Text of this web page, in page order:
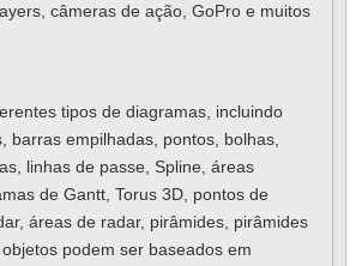
câmeras de ação, GoPro e muitos
tipos de diagramas, incluindo
barras empilhadas, pontos, bolhas,
linhas de passe, Spline, áreas
de Gantt, Torus 3D, pontos de
áreas de radar, pirâmides, pirâmides
podem ser baseados em